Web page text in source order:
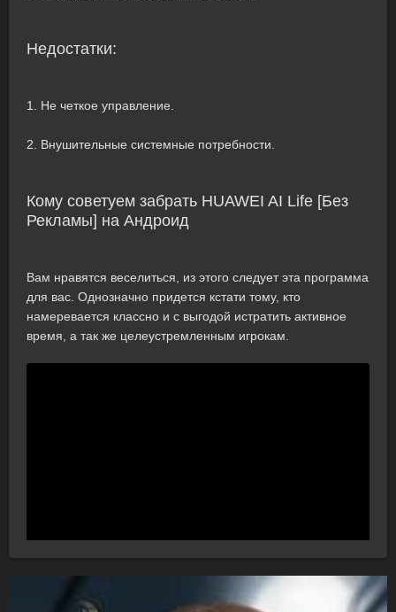
Недостатки:
1. Не четкое управление.
2. Внушительные системные потребности.
Кому советуем забрать HUAWEI AI Life [Без
Рекламы] на Андроид
Вам нравятся веселиться, из этого следует эта программа
для вас. Однозначно придется кстати тому, кто
намеревается классно и с выгодой истратить активное
время, а так же целеустремленным игрокам.